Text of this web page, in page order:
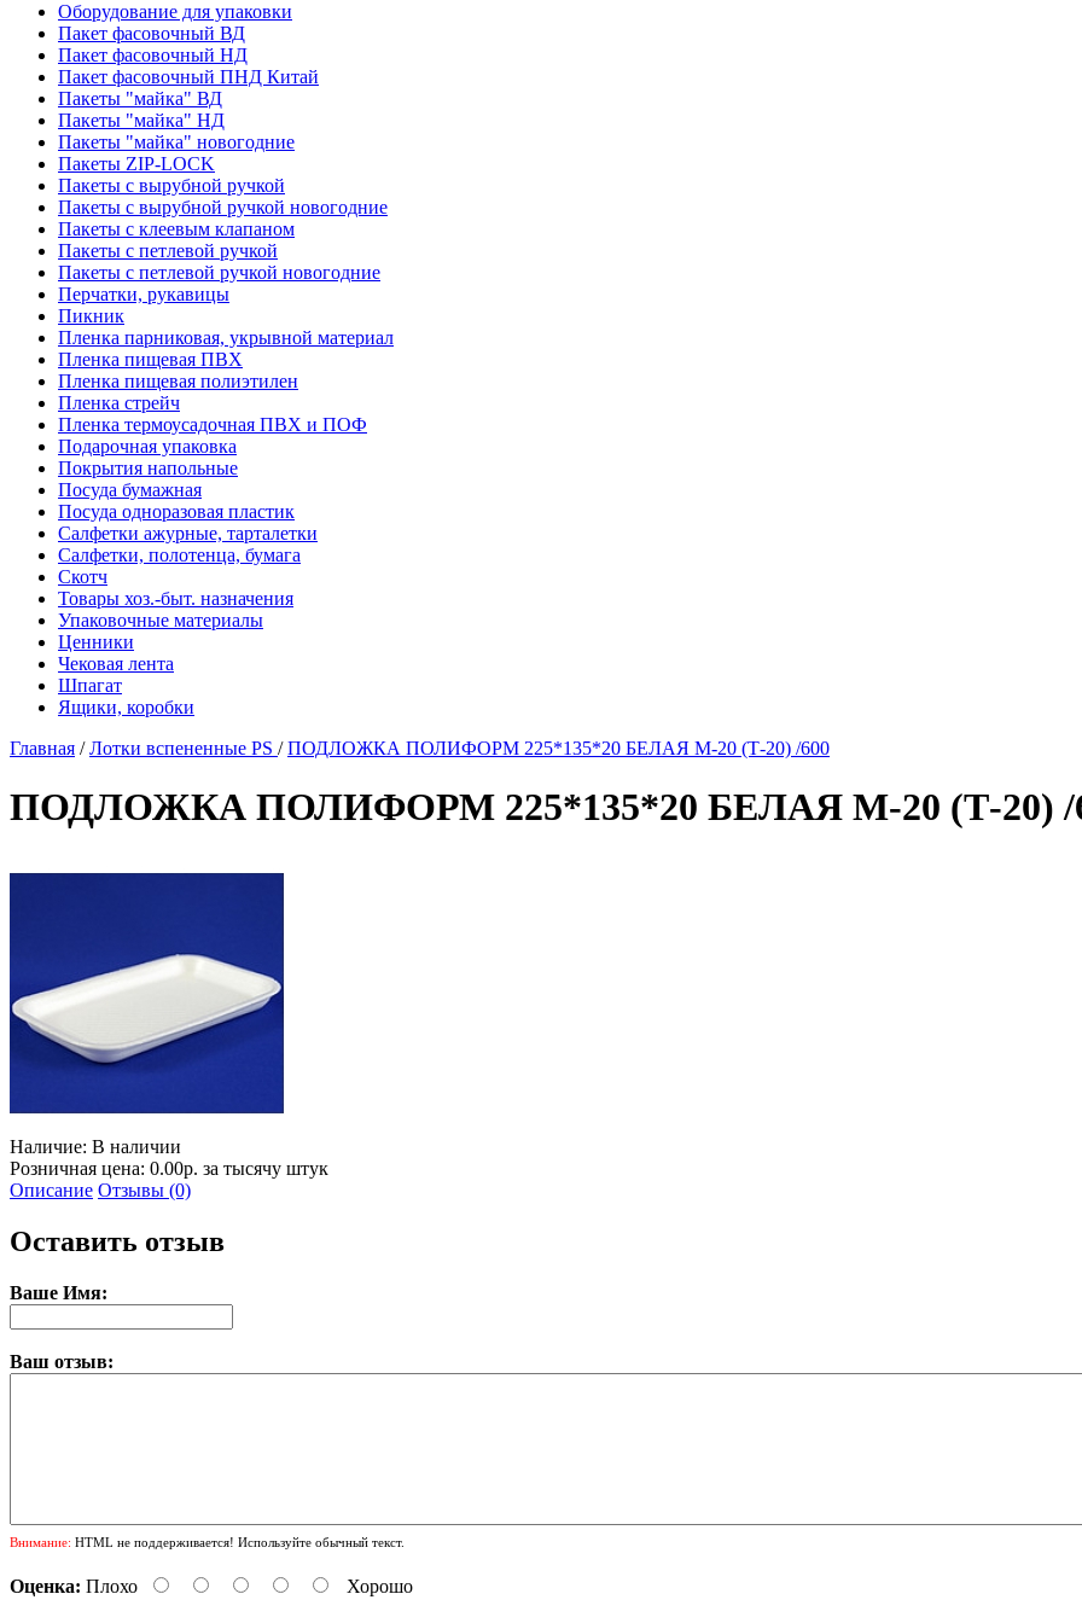
Оборудование для упаковки
Пакет фасовочный ВД
Пакет фасовочный НД
Пакет фасовочный ПНД Китай
Пакеты "майка" ВД
Пакеты "майка" НД
Пакеты "майка" новогодние
Пакеты ZIP-LOCK
Пакеты с вырубной ручкой
Пакеты с вырубной ручкой новогодние
Пакеты с клеевым клапаном
Пакеты с петлевой ручкой
Пакеты с петлевой ручкой новогодние
Перчатки, рукавицы
Пикник
Пленка парниковая, укрывной материал
Пленка пищевая ПВХ
Пленка пищевая полиэтилен
Пленка стрейч
Пленка термоусадочная ПВХ и ПОФ
Подарочная упаковка
Покрытия напольные
Посуда бумажная
Посуда одноразовая пластик
Салфетки ажурные, тарталетки
Салфетки, полотенца, бумага
Скотч
Товары хоз.-быт. назначения
Упаковочные материалы
Ценники
Чековая лента
Шпагат
Ящики, коробки
Главная /Лотки вспененные PS /ПОДЛОЖКА ПОЛИФОРМ 225*135*20 БЕЛАЯ М-20 (Т-20) /600
ПОДЛОЖКА ПОЛИФОРМ 225*135*20 БЕЛАЯ М-20 (Т-20) /
Наличие: В наличии
Розничная цена: 0.00р. за тысячу штук
Описание Отзывы (0)
Оставить отзыв
Ваше Имя:
Ваш отзыв:
Внимание: HTML не поддерживается! Используйте обычный текст.
Оценка: Плохо Хорошо